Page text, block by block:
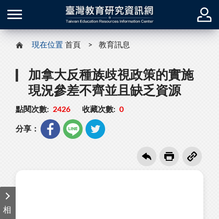
現在位置 首頁 教育訊息
加拿大反種族歧視政策的實施
現況參差不齊並且缺乏資源
點閱次數: 2426 收藏次數: 0
分享：
相